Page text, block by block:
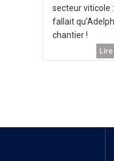
secteur viticole
fallait
chantier !